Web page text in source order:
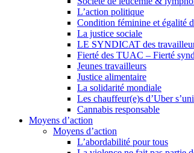
L’action politique
Condition féminine et égalité
La justice sociale
LE SYNDICAT des
Fierté des TUAC – Fierté
Jeunes travailleurs
Justice alimentaire
La solidarité mondiale
Les chauffeur(e)s d’Uber
Cannabis responsable
Moyens d’action
Moyens d’action
L’abordabilité pour tous